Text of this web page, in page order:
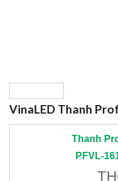
VinaLED Thanh
Thanh
PFVL-